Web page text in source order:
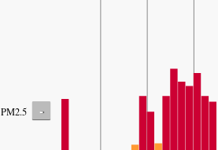
PM2.5 -